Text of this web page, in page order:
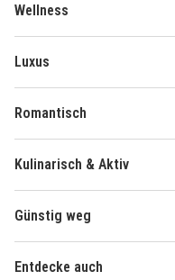
Wellness
Luxus
Romantisch
Kulinarisch & Aktiv
Günstig weg
Entdecke auch